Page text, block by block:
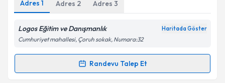
Metni'ni okudum ve kişisel verilerimin belirtilen
kapsamda işlenmesini kabul ediyorum.
Adres 1 Adres 2 Adres 3
Logos Eğitim ve Danışmanlık Haritada Göster
Cumhuriyet mahallesi, Çoruh sokak, Numara:32
Randevu Talep Et
Randevu Takvimi Talebi